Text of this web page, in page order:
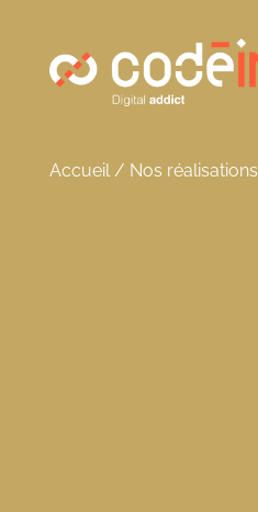
Accueil/ Nos réalisations